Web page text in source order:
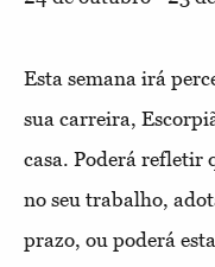
Esta semana irá
sua carreira,
casa. Poderá refletir
no seu trabalho,
prazo, ou poderá